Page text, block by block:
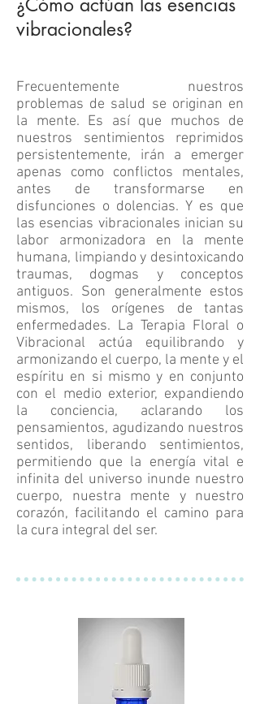
¿Cómo actúan las esencias
vibracionales?
Frecuentemente nuestros
problemas de salud se originan en
la mente. Es así que muchos de
nuestros sentimientos reprimidos
persistentemente, irán a emerger
apenas como conflictos mentales,
antes de transformarse en
disfunciones o dolencias. Y es que
las esencias vibracionales inician su
labor armonizadora en la mente
humana, limpiando y desintoxicando
traumas, dogmas y conceptos
antiguos. Son generalmente estos
mismos, los orígenes de tantas
enfermedades. La Terapia Floral o
Vibracional actúa equilibrando y
armonizando el cuerpo, la mente y el
espíritu en si mismo y en conjunto
con el medio exterior, expandiendo
la conciencia, aclarando los
pensamientos, agudizando nuestros
sentidos, liberando sentimientos,
permitiendo que la energía vital e
infinita del universo inunde nuestro
cuerpo, nuestra mente y nuestro
corazón, facilitando el camino para
la cura integral del ser.